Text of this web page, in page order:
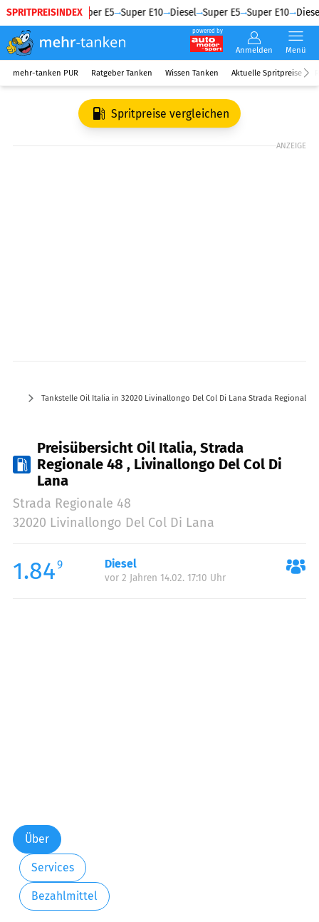
SPRITPREISINDEX
Diesel Super E5 Super E10 Diesel Super E5 Super E10 Diesel
powered by
Anmelden Menü
mehr-tanken PUR Ratgeber Tanken Wissen Tanken Aktuelle Spritpreise
Spritpreise vergleichen
ANZEIGE
Tankstelle Oil Italia in 32020 Livinallongo Del Col Di Lana Strada Regionale
Preisübersicht Oil Italia, Strada
Regionale 48 , Livinallongo Del Col Di
Lana
Strada Regionale 48
32020 Livinallongo Del Col Di Lana
1.849 Diesel
vor 2 Jahren 14.02. 17:10 Uhr
Über
Services
Bezahlmittel